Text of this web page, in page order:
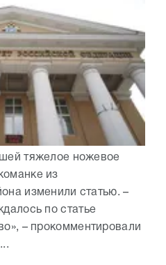
тяжелое ножевое
из
изменили статью. –
по статье
– прокомментировали